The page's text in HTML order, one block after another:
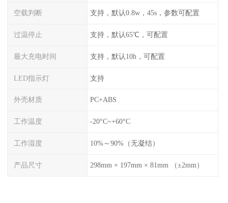
空载判断 支持，默认0.8w，45s，参数可配置
过温停止 支持，默认65℃，可配置
最大充电时间 支持，默认10h，可配置
LED指示灯 支持
外壳材质 PC+ABS
工作温度 -20°C~+60°C
工作湿度 10%～90%（无凝结）
产品尺寸 298mm × 197mm × 81mm （±2mm）